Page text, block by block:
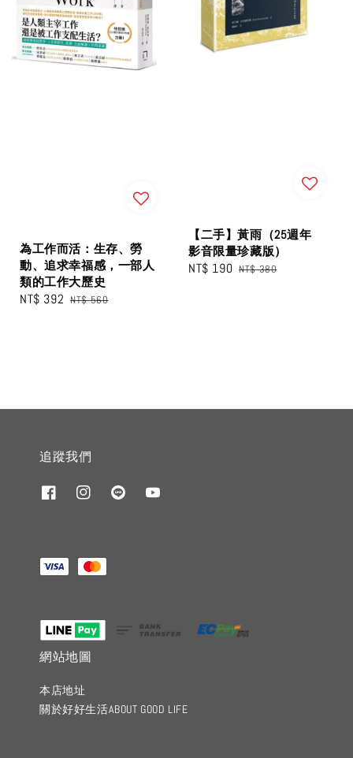
為工作而活：生存、勞
動、追求幸福感，一部人
類的工作大歷史
Sale
NT$ 392 Regular
NT$ 560
【二手】黃雨（25週年
影音限量珍藏版）
Sale
NT$ 190 Regular
NT$ 380
追蹤我們
網站地圖
本店地址
關於好好生活ABOUT GOOD LIFE